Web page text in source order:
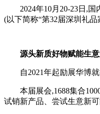
2024年10月20-23日,
(以下简称“第32届深圳礼
源头新质好物赋能生
自2021年起励展华博
本届展会,1688集合
试销新产品、尝试生意新可